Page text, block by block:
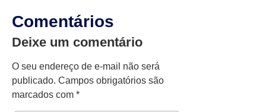
Comentários
Deixe um comentário
O seu endereço de e-mail não será
publicado. Campos obrigatórios são
marcados com *